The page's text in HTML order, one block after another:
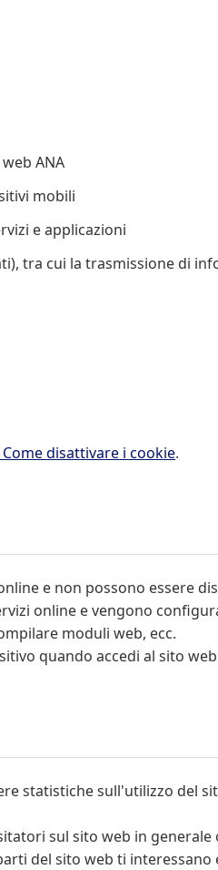
ANA
mobili
e applicazioni
tra cui la trasmissione di
Come disattivare i cookie.
e non possono essere
online e vengono
moduli web, ecc.
quando accedi al sito web
statistiche sull'utilizzo del
sul sito web in generale
del sito web ti